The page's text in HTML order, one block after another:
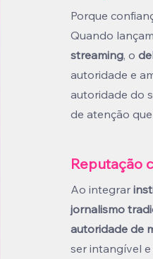
Porque
Quando
streaming, o
autoridade e
autoridade do
de atenção
Reputação
Ao integrar
jornalismo
autoridade de
ser intangível